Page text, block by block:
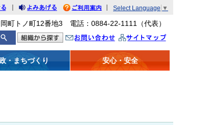
る
｜
みあげる
利用案内
｜ Select Language ▼
トノ町12番地3 電話：0884-22-1111（代表）
問い合わせ イトマップ
・まちづくり 安心・安全